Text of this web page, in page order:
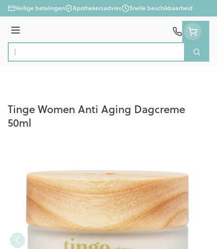
Ga naar de inhoud
Veilige betalingen Apothekersadvies Snelle beschikbaarheid
Menu
Product, merk, categorie... Zoek
Tinge Women Anti Aging Dagcreme
50ml